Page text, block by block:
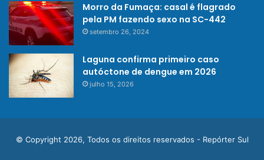
Morro da Fumaça: casal é flagrado
pela PM fazendo sexo na SC-442
setembro 26, 2024
Laguna confirma primeiro caso
autóctone de dengue em 2026
julho 15, 2026
© Copyright 2026, Todos os direitos reservados - Repórter Sul